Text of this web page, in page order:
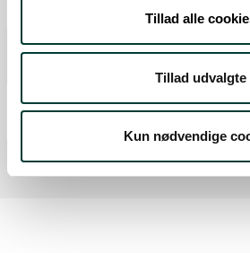
Tillad alle
Tillad udvalgte
Kun nødvendige
Shelter på primitiv
Mål